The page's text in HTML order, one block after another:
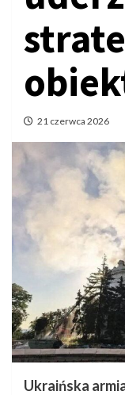
21 czerwca 2026
Ukraińska